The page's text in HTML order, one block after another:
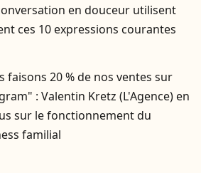
en douceur utilisent
ces 10 expressions courantes
faisons 20 % de nos ventes sur
: Valentin Kretz (L'Agence) en
sur le fonctionnement du
familial